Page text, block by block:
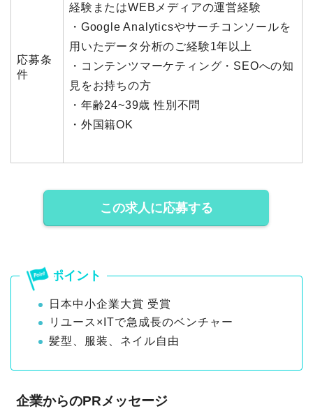
応募条
件
経験またはWEBメディアの運営経験
・Google Analyticsやサーチコンソールを
用いたデータ分析のご経験1年以上
・コンテンツマーケティング・SEOへの知
見をお持ちの方
・年齢24~39歳 性別不問
・外国籍OK
この求人に応募する
日本中小企業大賞 受賞
リユース×ITで急成長のベンチャー
髪型、服装、ネイル自由
企業からのPRメッセージ